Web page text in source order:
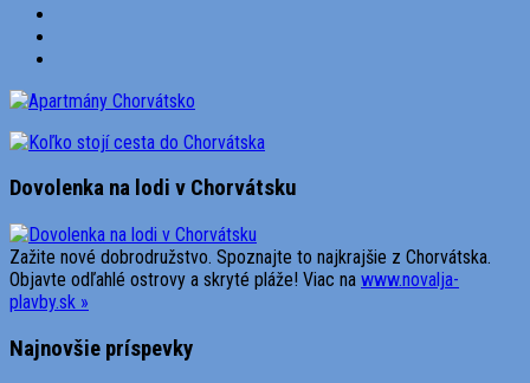
Dovolenka na lodi v Chorvátsku
Zažite nové dobrodružstvo. Spoznajte to najkrajšie z Chorvátska.
Objavte odľahlé ostrovy a skryté pláže! Viac na www.novalja-
plavby.sk »
Najnovšie príspevky